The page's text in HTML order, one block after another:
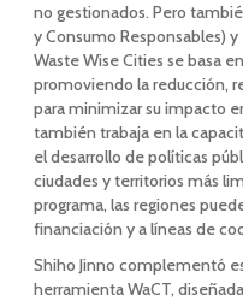
no gestionados. Pero
y Consumo Responsables) y
Waste Wise Cities se basa
promoviendo la reducción,
para minimizar su impacto
también trabaja en la
el desarrollo de políticas
ciudades y territorios más
programa, las regiones
financiación y a líneas de
Shiho Jinno complementó
herramienta WaCT,